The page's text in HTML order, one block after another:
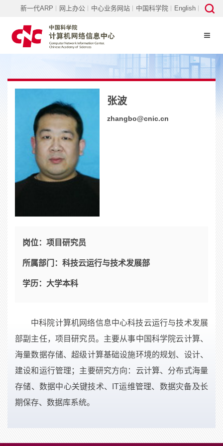
新一代ARP 网上办公 中心业务网站 中国科学院 English
张波
zhangbo@cnic.cn
岗位： 项目研究员
所属部门： 科技云运行与技术发展部
学历： 大学本科
中科院计算机网络信息中心科技云运行与技术发展
部副主任，项目研究员。主要从事中国科学院云计算、
海量数据存储、超级计算基础设施环境的规划、设计、
建设和运行管理；主要研究方向：云计算、分布式海量
存储、数据中心关键技术、IT运维管理、数据灾备及长
期保存、数据库系统。